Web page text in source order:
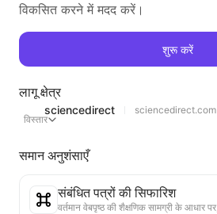
विकसित करने में मदद करें।
शुरू करें
लागू क्षेत्र
sciencedirect
sciencedirect.com
विस्तार
समान अनुशंसाएँ
संबंधित पत्रों की सिफारिश